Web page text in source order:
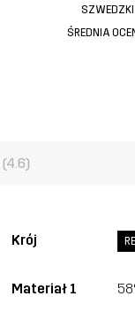
SZWEDZKI
ŚREDNIA
(4.6)
Krój
Materiał 1